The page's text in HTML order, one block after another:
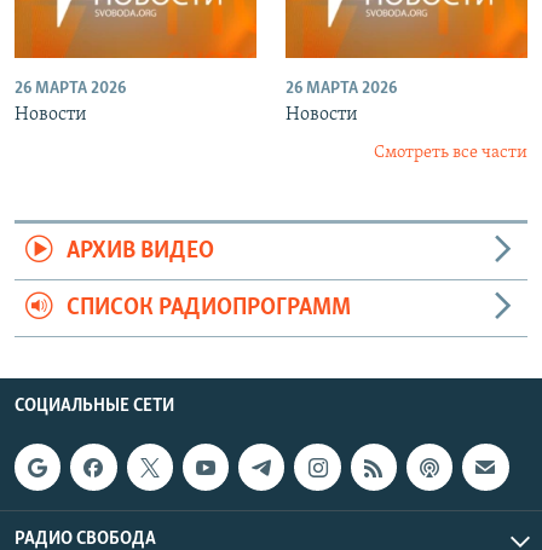
26 МАРТА 2026
Новости
26 МАРТА 2026
Новости
Смотреть все части
АРХИВ ВИДЕО
СПИСОК РАДИОПРОГРАММ
СОЦИАЛЬНЫЕ СЕТИ
РАДИО СВОБОДА